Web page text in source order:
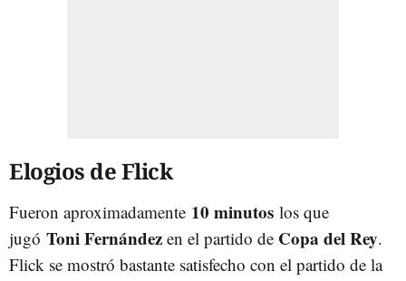
Elogios de Flick
Fueron aproximadamente 10 minutos los que
jugó Toni Fernández en el partido de Copa del Rey.
Flick se mostró bastante satisfecho con el partido de la